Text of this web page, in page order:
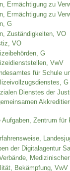
Ermächtigung zu
Ermächtigung zu
G
Zuständigkeiten, VO
VO
G
VwV
für Schule
G
Dienstes der
Zentrum für
der Digitalagentur
Bekämpfung, VwV